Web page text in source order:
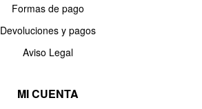
Formas de pago
Devoluciones y pagos
Aviso Legal
MI CUENTA